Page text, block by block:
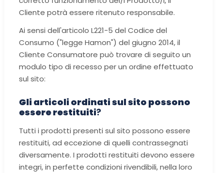
Cliente potrà essere ritenuto responsabile.
Ai sensi dell'articolo L221-5 del Codice del
Consumo ("legge Hamon") del giugno 2014, il
Cliente Consumatore può trovare di seguito un
modulo tipo di recesso per un ordine effettuato
sul sito:
Gli articoli ordinati sul sito possono
essere restituiti?
Tutti i prodotti presenti sul sito possono essere
restituiti, ad eccezione di quelli contrassegnati
diversamente. I prodotti restituiti devono essere
integri, in perfette condizioni rivendibili, nella loro